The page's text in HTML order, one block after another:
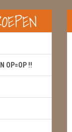
OP=OP !!